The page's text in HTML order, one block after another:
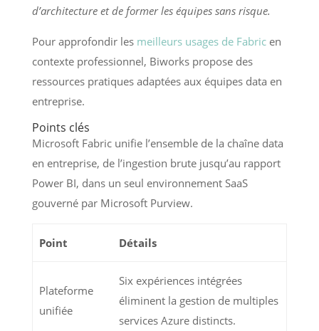
d’architecture et de former les équipes sans risque.
Pour approfondir les meilleurs usages de Fabricen
contexte professionnel, Biworks propose des
ressources pratiques adaptées aux équipes data en
entreprise.
Points clés
Microsoft Fabric unifie l’ensemble de la chaîne data
en entreprise, de l’ingestion brute jusqu’au rapport
Power BI, dans un seul environnement SaaS
gouverné par Microsoft Purview.
Point Détails
Plateforme
unifiée
Six expériences intégrées
éliminent la gestion de multiples
services Azure distincts.